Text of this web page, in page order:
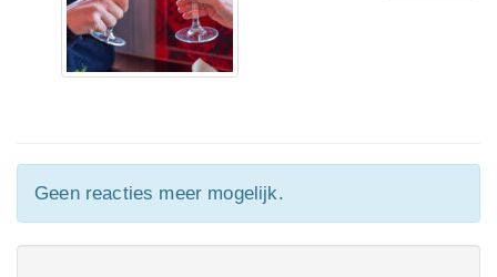
Geen reacties meer mogelijk.